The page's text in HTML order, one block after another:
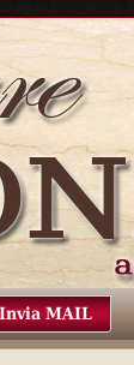
MAIL